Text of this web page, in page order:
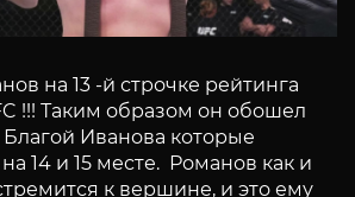
на 13 -й строчке рейтинга
!!! Таким образом он обошел
Благой Иванова которые
14 и 15 месте. Романов как и
к вершине, и это ему